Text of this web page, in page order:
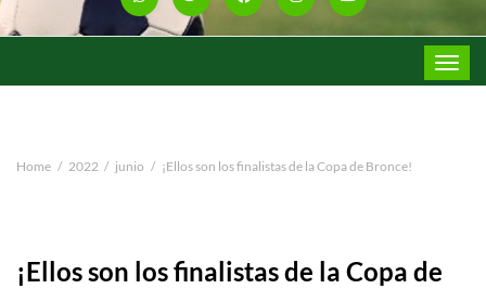
Toggle
Home 2022 junio ¡Ellos son los finalistas de la Copa de Bronce!
¡Ellos son los finalistas de la Copa de